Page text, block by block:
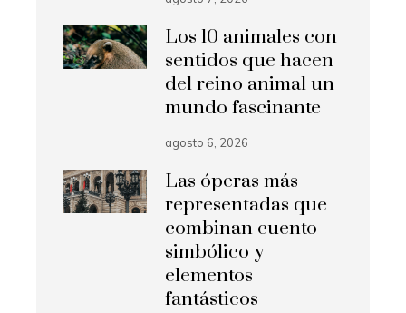
Los 10 animales con
sentidos que hacen
del reino animal un
mundo fascinante
agosto 6, 2026
Las óperas más
representadas que
combinan cuento
simbólico y
elementos
fantásticos